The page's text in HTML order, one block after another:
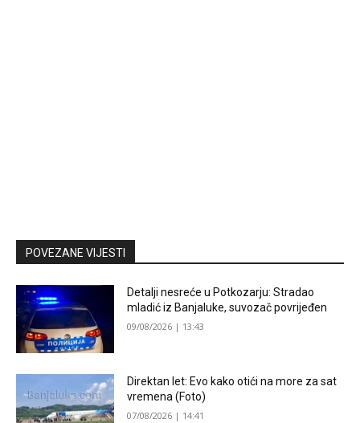
POVEZANE VIJESTI
Detalji nesreće u Potkozarju: Stradao
mladić iz Banjaluke, suvozač povrijeđen
09/08/2026 | 13:43
Direktan let: Evo kako otići na more za sat
vremena (Foto)
07/08/2026 | 14:41